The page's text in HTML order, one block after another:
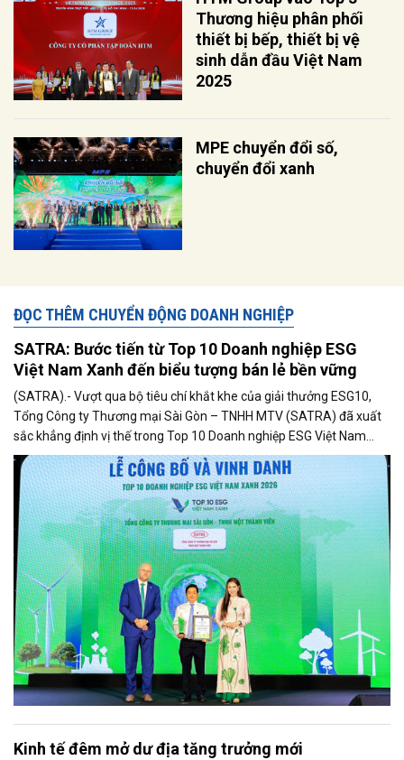
Thương hiệu phân phối
thiết bị bếp, thiết bị vệ
sinh dẫn đầu Việt Nam
2025
MPE chuyển đổi số,
chuyển đổi xanh
ĐỌC THÊM CHUYỂN ĐỘNG DOANH NGHIỆP
SATRA: Bước tiến từ Top 10 Doanh nghiệp ESG
Việt Nam Xanh đến biểu tượng bán lẻ bền vững
(SATRA).- Vượt qua bộ tiêu chí khắt khe của giải thưởng ESG10,
Tổng Công ty Thương mại Sài Gòn – TNHH MTV (SATRA) đã xuất
sắc khẳng định vị thế trong Top 10 Doanh nghiệp ESG Việt Nam
Xanh 2026. Sự kiện này gửi đi một thông điệp mạnh mẽ về cục diện
mới của ngành bán lẻ Việt Nam, nơi doanh thu thuần túy phải
nhường chỗ cho sự phát triển hài hòa giữa kinh tế, xã hội và môi
trường. Trong đó, SATRA đang nổi lên như một hạt nhân tiên
phong, chứng minh tầm vóc của một doanh nghiệp Nhà nước hiện
đại lấy
Kinh tế đêm mở dư địa tăng trưởng mới